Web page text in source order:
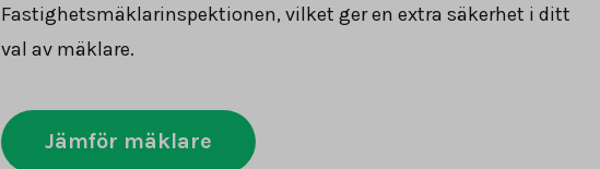
Fastighetsmäklarinspektionen, vilket ger en extra säkerhet i ditt
val av mäklare.
Jämför mäklare